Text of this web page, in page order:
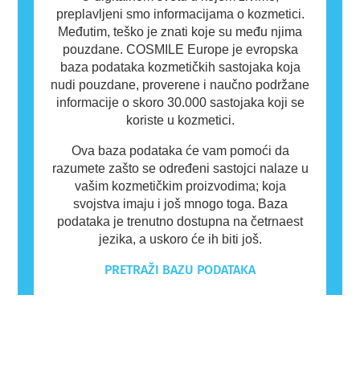
preplavljeni smo informacijama o kozmetici.
Međutim, teško je znati koje su među njima
pouzdane. COSMILE Europe je evropska
baza podataka kozmetičkih sastojaka koja
nudi pouzdane, proverene i naučno podržane
informacije o skoro 30.000 sastojaka koji se
koriste u kozmetici.
Ova baza podataka će vam pomoći da
razumete zašto se određeni sastojci nalaze u
vašim kozmetičkim proizvodima; koja
svojstva imaju i još mnogo toga. Baza
podataka je trenutno dostupna na četrnaest
jezika, a uskoro će ih biti još.
PRETRAŽI BAZU PODATAKA